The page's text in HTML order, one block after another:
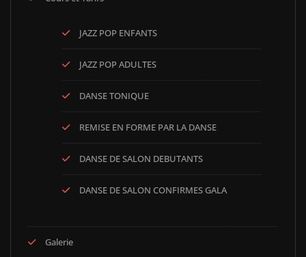
JAZZ POP ENFANTS
JAZZ POP ADULTES
DANSE TONIQUE
REMISE EN FORME PAR LA DANSE
DANSE DE SALON DEBUTANTS
DANSE DE SALON CONFIRMES GALA
Galerie